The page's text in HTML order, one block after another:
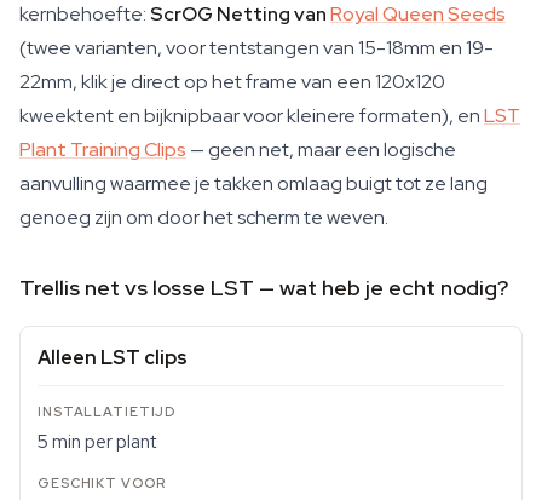
kernbehoefte: ScrOG Netting vanRoyal Queen Seeds
(twee varianten, voor tentstangen van 15-18mm en 19-
22mm, klik je direct op het frame van een 120x120
kweektent en bijknipbaar voor kleinere formaten), enLST
Plant Training Clips — geen net, maar een logische
aanvulling waarmee je takken omlaag buigt tot ze lang
genoeg zijn om door het scherm te weven.
Trellis net vs losse LST — wat heb je echt nodig?
Alleen LST clips
5 min per plant